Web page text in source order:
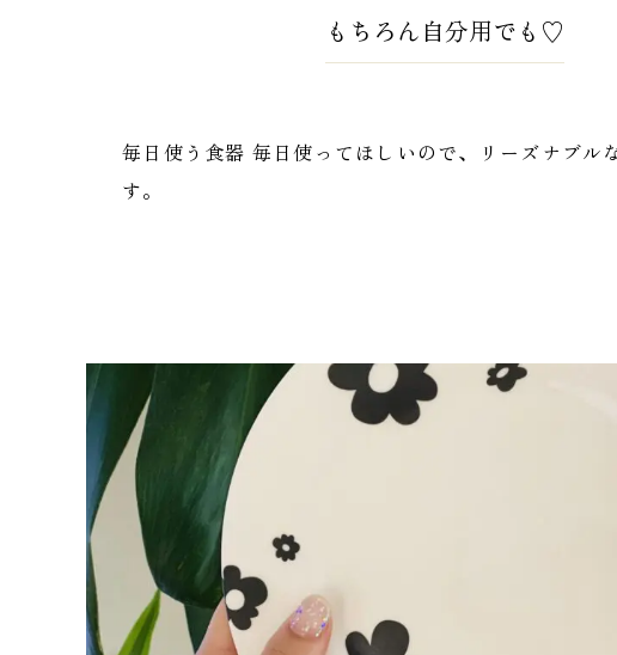
もちろん自分用でも♡
毎日使う食器 毎日使ってほしいので、リーズナブル
す。